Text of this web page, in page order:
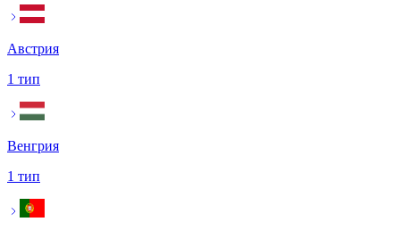
Австрия
1 тип
Венгрия
1 тип